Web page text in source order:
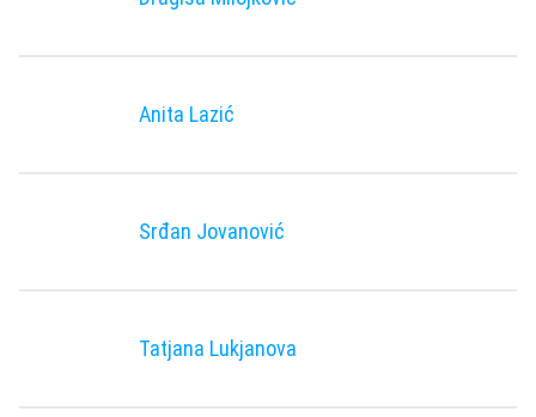
Anita Lazić
Srđan Jovanović
Tatjana Lukjanova